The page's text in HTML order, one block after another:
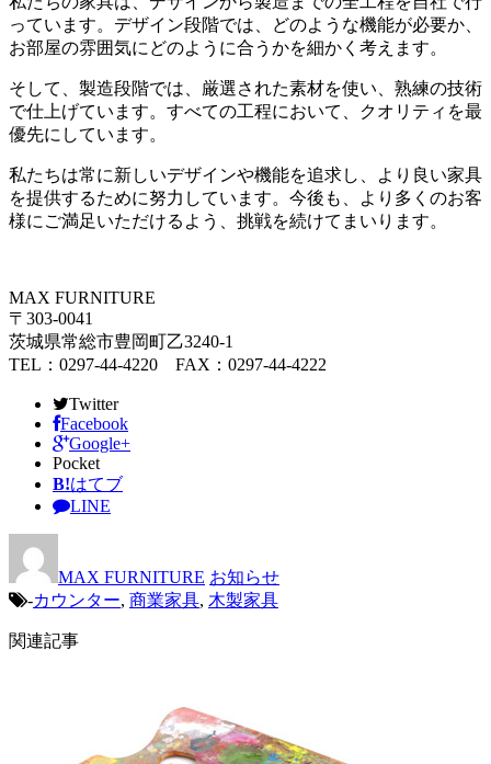
っています。デザイン段階では、どのような機能が必要か、
お部屋の雰囲気にどのように合うかを細かく考えます。
そして、製造段階では、厳選された素材を使い、熟練の技術
で仕上げています。すべての工程において、クオリティを最
優先にしています。
私たちは常に新しいデザインや機能を追求し、より良い家具
を提供するために努力しています。今後も、より多くのお客
様にご満足いただけるよう、挑戦を続けてまいります。
MAX FURNITURE
〒303-0041
茨城県常総市豊岡町乙3240-1
TEL：0297-44-4220 FAX：0297-44-4222
Twitter
Facebook
Google+
Pocket
B!はてブ
LINE
MAX FURNITURE お知らせ
-カウンター, 商業家具, 木製家具
関連記事